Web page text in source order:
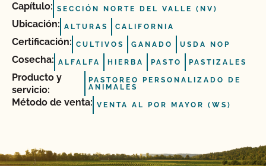
Capítulo: SECCIÓN NORTE DEL VALLE (NV)
Ubicación: ALTURAS CALIFORNIA
Certificación: CULTIVOS GANADO USDA NOP
Cosecha: ALFALFA HIERBA PASTO PASTIZALES
Producto y
servicio:
PASTOREO PERSONALIZADO DE
ANIMALES
Método de venta: VENTA AL POR MAYOR (WS)